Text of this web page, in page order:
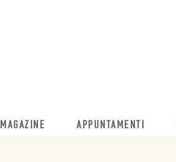
MAGAZINE APPUNTAMENTI